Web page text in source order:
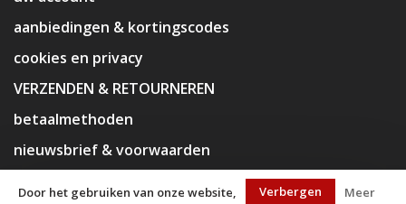
aanbiedingen & kortingscodes
cookies en privacy
VERZENDEN & RETOURNEREN
betaalmethoden
nieuwsbrief & voorwaarden
Door het gebruiken van onze website, Verbergen Meer